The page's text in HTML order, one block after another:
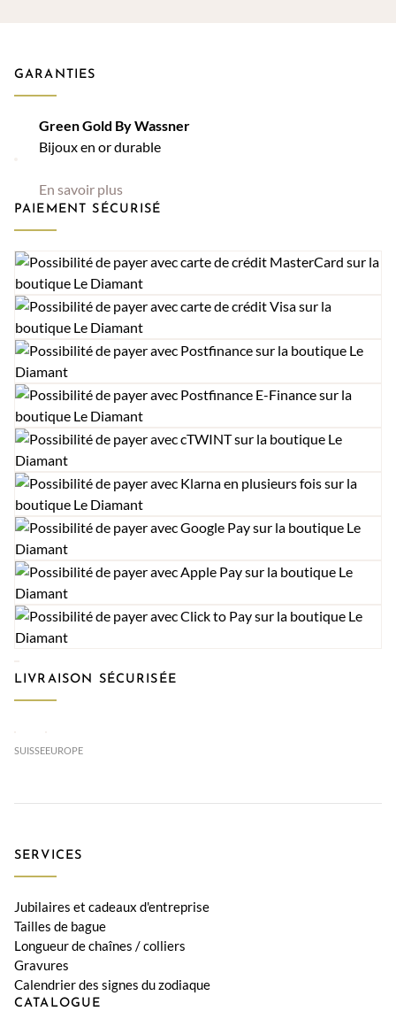
GARANTIES
Green Gold By Wassner
Bijoux en or durable
En savoir plus
PAIEMENT SÉCURISÉ
LIVRAISON SÉCURISÉE
SUISSEEUROPE
SERVICES
Jubilaires et cadeaux d'entreprise
Tailles de bague
Longueur de chaînes / colliers
Gravures
Calendrier des signes du zodiaque
CATALOGUE